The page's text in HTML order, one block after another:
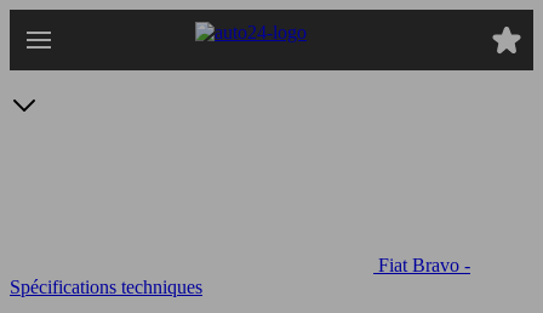
au
Fiat Bravo -
Spécifications techniques